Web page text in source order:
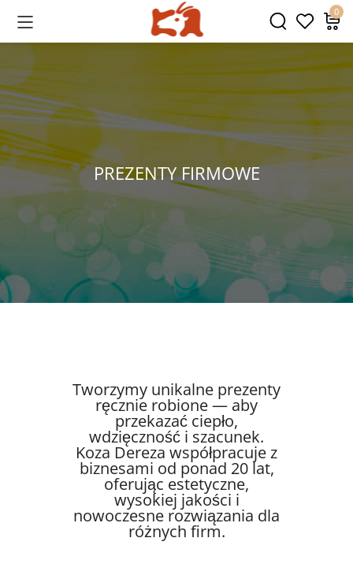
0
PREZENTY FIRMOWE
Tworzymy unikalne prezenty
ręcznie robione — aby
przekazać ciepło,
wdzięczność i szacunek.
Koza Dereza współpracuje z
biznesami od ponad 20 lat,
oferując estetyczne,
wysokiej jakości i
nowoczesne rozwiązania dla
różnych firm.